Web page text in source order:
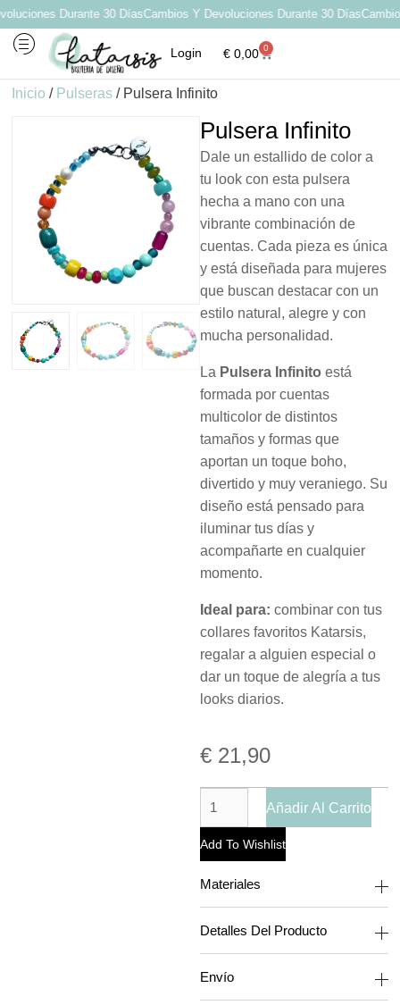
Durante 30 DíasCambios Y Devoluciones Durante 30 DíasCambios
Login €0,00 0
Inicio / Pulseras / Pulsera Infinito
Pulsera Infinito
Dale un estallido de color a
tu look con esta pulsera
hecha a mano con una
vibrante combinación de
cuentas. Cada pieza es única
y está diseñada para mujeres
que buscan destacar con un
estilo natural, alegre y con
mucha personalidad.
La Pulsera Infinito está
formada por cuentas
multicolor de distintos
tamaños y formas que
aportan un toque boho,
divertido y muy veraniego. Su
diseño está pensado para
iluminar tus días y
acompañarte en cualquier
momento.
Ideal para: combinar con tus
collares favoritos Katarsis,
regalar a alguien especial o
dar un toque de alegría a tus
looks diarios.
€ 21,90
Añadir Al Carrito
Add To Wishlist
Materiales
Detalles Del Producto
Envío